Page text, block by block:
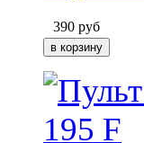
390 руб